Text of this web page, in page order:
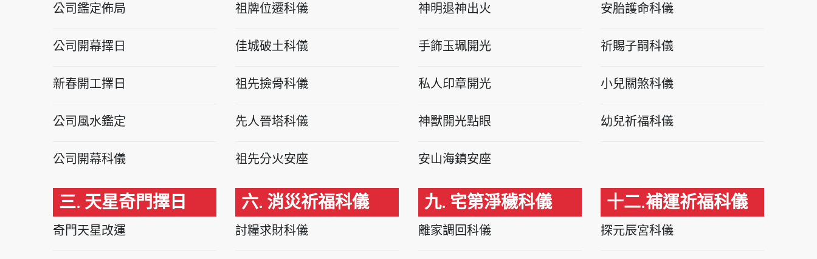
公司鑑定佈局
公司開幕擇日
新春開工擇日
公司風水鑑定
公司開幕科儀
三. 天星奇門擇日
奇門天星改運
祖牌位遷科儀
佳城破土科儀
祖先撿骨科儀
先人晉塔科儀
祖先分火安座
六. 消災祈福科儀
討糧求財科儀
神明退神出火
手飾玉珮開光
私人印章開光
神獸開光點眼
安山海鎮安座
九. 宅第淨穢科儀
離家調回科儀
安胎護命科儀
祈賜子嗣科儀
小兒關煞科儀
幼兒祈福科儀
十二.補運祈福科儀
探元辰宮科儀